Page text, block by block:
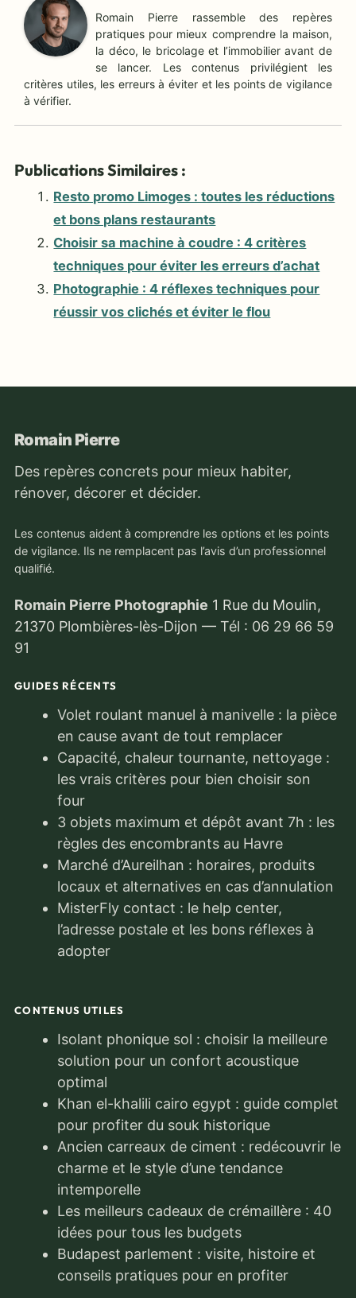
Romain Pierre rassemble des repères
pratiques pour mieux comprendre la maison,
la déco, le bricolage et l’immobilier avant de
se lancer. Les contenus privilégient les
critères utiles, les erreurs à éviter et les points de vigilance
à vérifier.
Publications Similaires :
Resto promo Limoges : toutes les réductions
et bons plans restaurants
Choisir sa machine à coudre : 4 critères
techniques pour éviter les erreurs d’achat
Photographie : 4 réflexes techniques pour
réussir vos clichés et éviter le flou
Romain Pierre
Des repères concrets pour mieux habiter,
rénover, décorer et décider.
Les contenus aident à comprendre les options et les points
de vigilance. Ils ne remplacent pas l’avis d’un professionnel
qualifié.
Romain Pierre Photographie 1 Rue du Moulin,
21370 Plombières-lès-Dijon — Tél : 06 29 66 59
91
GUIDES RÉCENTS
Volet roulant manuel à manivelle : la pièce
en cause avant de tout remplacer
Capacité, chaleur tournante, nettoyage :
les vrais critères pour bien choisir son
four
3 objets maximum et dépôt avant 7h : les
règles des encombrants au Havre
Marché d’Aureilhan : horaires, produits
locaux et alternatives en cas d’annulation
MisterFly contact : le help center,
l’adresse postale et les bons réflexes à
adopter
CONTENUS UTILES
Isolant phonique sol : choisir la meilleure
solution pour un confort acoustique
optimal
Khan el-khalili cairo egypt : guide complet
pour profiter du souk historique
Ancien carreaux de ciment : redécouvrir le
charme et le style d’une tendance
intemporelle
Les meilleurs cadeaux de crémaillère : 40
idées pour tous les budgets
Budapest parlement : visite, histoire et
conseils pratiques pour en profiter